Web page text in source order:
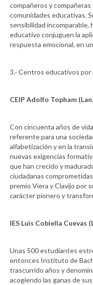
compañeros y compañeras
comunidades educativas.
sensibilidad incomparable,
educativo conjuguen la
respuesta emocional, en
3.- Centros educativos
CEIP Adolfo Topham
Con cincuenta años de
referente para una
alfabetización y en la
nuevas exigencias
que han crecido y
ciudadanas
premio Viera y Clavijo por
carácter pionero y
IES Luis Cobiella Cuevas
Unas 500 estudiantes
entonces Instituto de
trascurrido años y
acogiendo las ganas de